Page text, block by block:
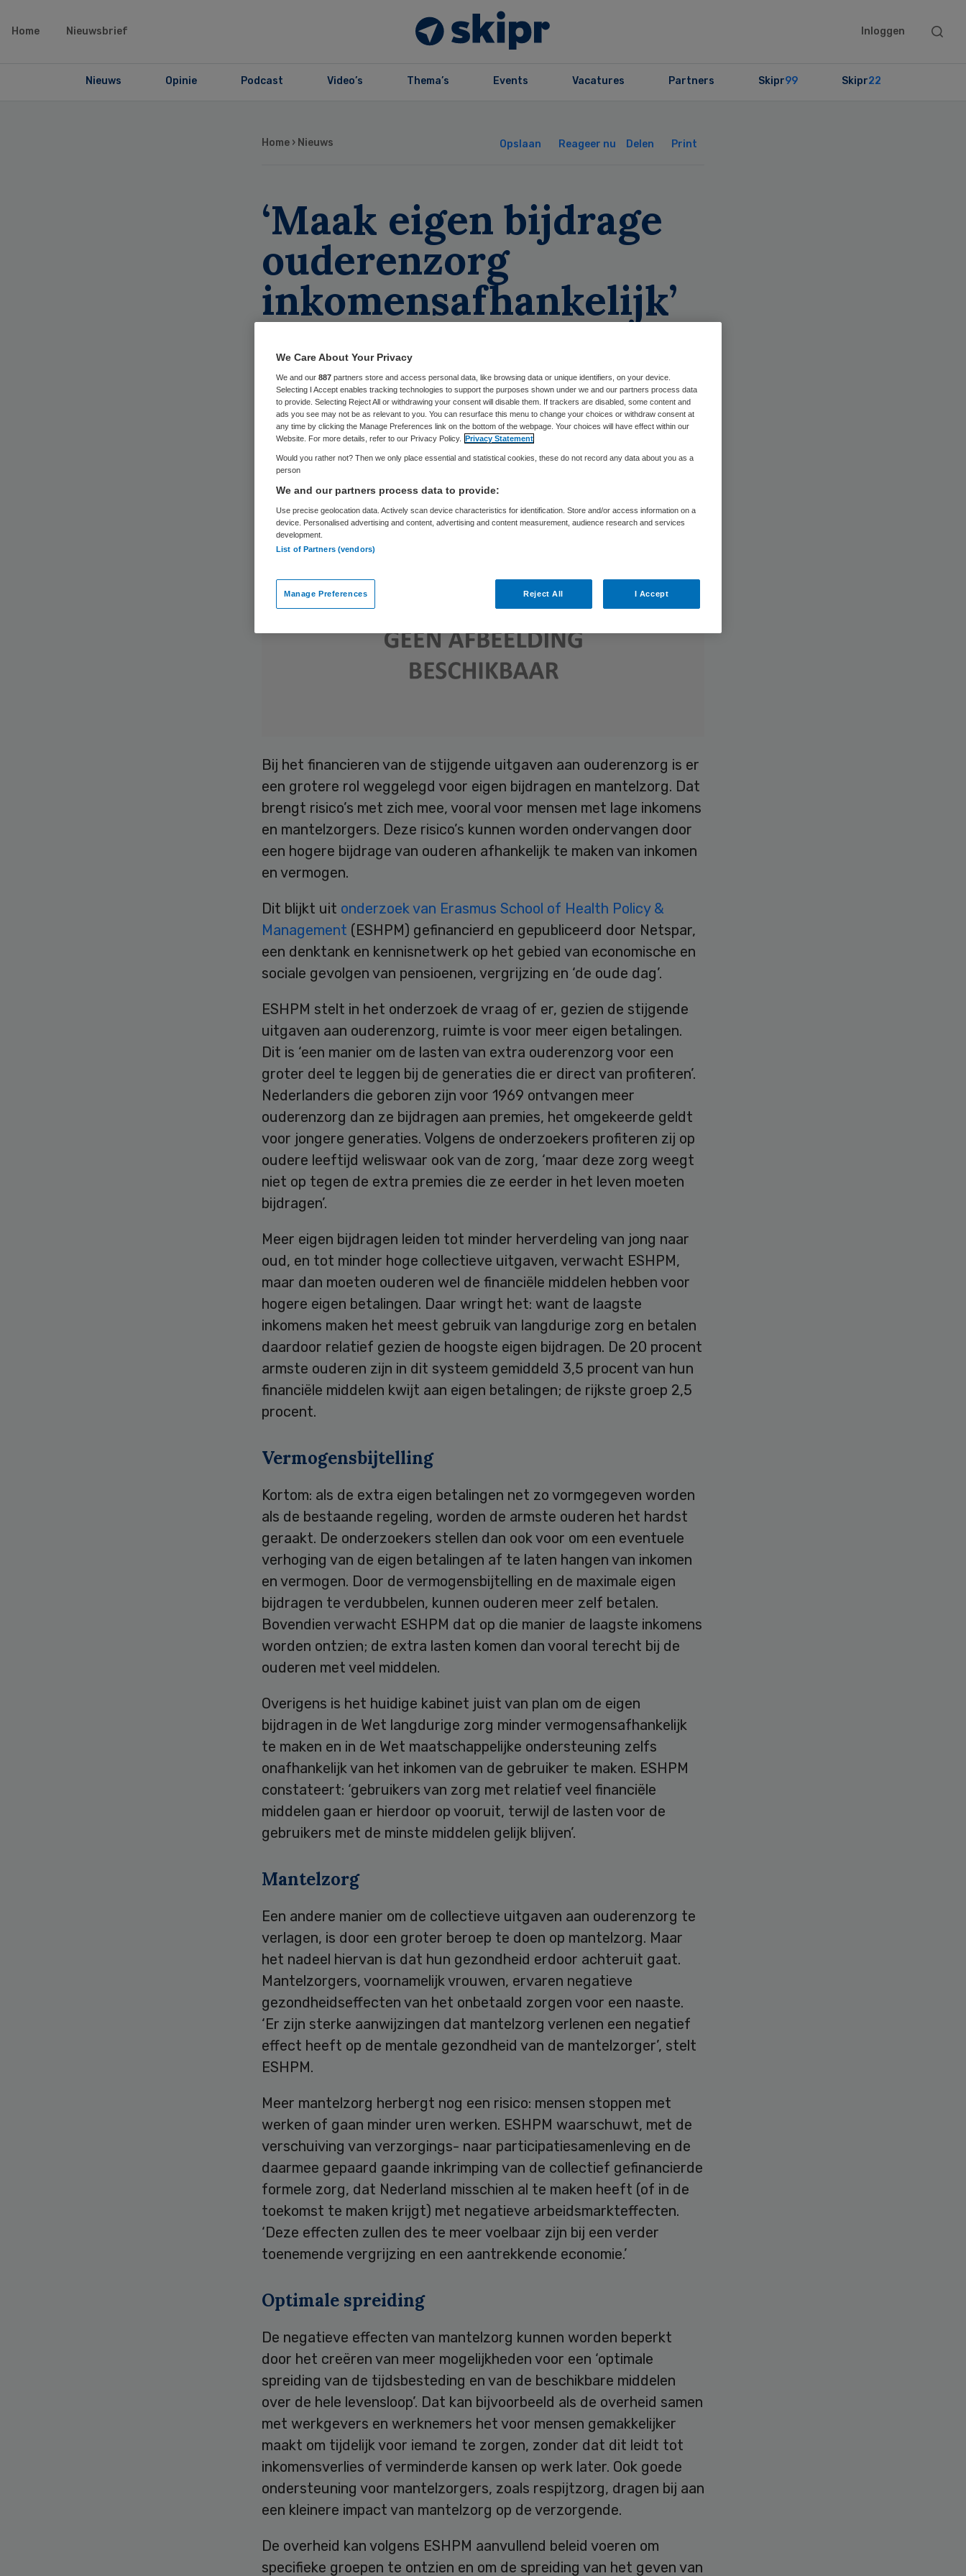
Home Nieuwsbrief Inloggen
Search
Nieuws Opinie Podcast Video’s Thema’s Events Vacatures Partners Skipr99 Skipr22
Home › Nieuws Opslaan Reageer nu Delen Print
‘Maak eigen bijdrage
ouderenzorg
inkomensafhankelijk’
Ana Karadarevic
Bij het financieren van de stijgende uitgaven aan ouderenzorg is er
een grotere rol weggelegd voor eigen bijdragen en mantelzorg. Dat
brengt risico’s met zich mee, vooral voor mensen met lage inkomens
en mantelzorgers. Deze risico’s kunnen worden ondervangen door
een hogere bijdrage van ouderen afhankelijk te maken van inkomen
en vermogen.
Dit blijkt uit onderzoek van Erasmus School of Health Policy &
Management (ESHPM) gefinancierd en gepubliceerd door Netspar,
een denktank en kennisnetwerk op het gebied van economische en
sociale gevolgen van pensioenen, vergrijzing en ‘de oude dag’.
ESHPM stelt in het onderzoek de vraag of er, gezien de stijgende
uitgaven aan ouderenzorg, ruimte is voor meer eigen betalingen.
Dit is ‘een manier om de lasten van extra ouderenzorg voor een
groter deel te leggen bij de generaties die er direct van profiteren’.
Nederlanders die geboren zijn voor 1969 ontvangen meer
ouderenzorg dan ze bijdragen aan premies, het omgekeerde geldt
voor jongere generaties. Volgens de onderzoekers profiteren zij op
oudere leeftijd weliswaar ook van de zorg, ‘maar deze zorg weegt
niet op tegen de extra premies die ze eerder in het leven moeten
bijdragen’.
Meer eigen bijdragen leiden tot minder herverdeling van jong naar
oud, en tot minder hoge collectieve uitgaven, verwacht ESHPM,
maar dan moeten ouderen wel de financiële middelen hebben voor
hogere eigen betalingen. Daar wringt het: want de laagste
inkomens maken het meest gebruik van langdurige zorg en betalen
daardoor relatief gezien de hoogste eigen bijdragen. De 20 procent
armste ouderen zijn in dit systeem gemiddeld 3,5 procent van hun
financiële middelen kwijt aan eigen betalingen; de rijkste groep 2,5
procent.
Vermogensbijtelling
Kortom: als de extra eigen betalingen net zo vormgegeven worden
als de bestaande regeling, worden de armste ouderen het hardst
geraakt. De onderzoekers stellen dan ook voor om een eventuele
verhoging van de eigen betalingen af te laten hangen van inkomen
en vermogen. Door de vermogensbijtelling en de maximale eigen
bijdragen te verdubbelen, kunnen ouderen meer zelf betalen.
Bovendien verwacht ESHPM dat op die manier de laagste inkomens
worden ontzien; de extra lasten komen dan vooral terecht bij de
ouderen met veel middelen.
Overigens is het huidige kabinet juist van plan om de eigen
bijdragen in de Wet langdurige zorg minder vermogensafhankelijk
te maken en in de Wet maatschappelijke ondersteuning zelfs
onafhankelijk van het inkomen van de gebruiker te maken. ESHPM
constateert: ‘gebruikers van zorg met relatief veel financiële
middelen gaan er hierdoor op vooruit, terwijl de lasten voor de
gebruikers met de minste middelen gelijk blijven’.
Mantelzorg
Een andere manier om de collectieve uitgaven aan ouderenzorg te
verlagen, is door een groter beroep te doen op mantelzorg. Maar
het nadeel hiervan is dat hun gezondheid erdoor achteruit gaat.
Mantelzorgers, voornamelijk vrouwen, ervaren negatieve
gezondheidseffecten van het onbetaald zorgen voor een naaste.
‘Er zijn sterke aanwijzingen dat mantelzorg verlenen een negatief
effect heeft op de mentale gezondheid van de mantelzorger’, stelt
ESHPM.
Meer mantelzorg herbergt nog een risico: mensen stoppen met
werken of gaan minder uren werken. ESHPM waarschuwt, met de
verschuiving van verzorgings- naar participatiesamenleving en de
daarmee gepaard gaande inkrimping van de collectief gefinancierde
formele zorg, dat Nederland misschien al te maken heeft (of in de
toekomst te maken krijgt) met negatieve arbeidsmarkteffecten.
‘Deze effecten zullen des te meer voelbaar zijn bij een verder
toenemende vergrijzing en een aantrekkende economie.’
Optimale spreiding
De negatieve effecten van mantelzorg kunnen worden beperkt
door het creëren van meer mogelijkheden voor een ‘optimale
spreiding van de tijdsbesteding en van de beschikbare middelen
over de hele levensloop’. Dat kan bijvoorbeeld als de overheid samen
met werkgevers en werknemers het voor mensen gemakkelijker
maakt om tijdelijk voor iemand te zorgen, zonder dat dit leidt tot
inkomensverlies of verminderde kansen op werk later. Ook goede
ondersteuning voor mantelzorgers, zoals respijtzorg, dragen bij aan
een kleinere impact van mantelzorg op de verzorgende.
De overheid kan volgens ESHPM aanvullend beleid voeren om
specifieke groepen te ontzien en om de spreiding van het geven van
We Care About Your Privacy
We and our 887 partners store and access personal data, like browsing data or unique identifiers, on your device.
Selecting I Accept enables tracking technologies to support the purposes shown under we and our partners process data
to provide. Selecting Reject All or withdrawing your consent will disable them. If trackers are disabled, some content and
ads you see may not be as relevant to you. You can resurface this menu to change your choices or withdraw consent at
any time by clicking the Manage Preferences link on the bottom of the webpage. Your choices will have effect within our
Website. For more details, refer to our Privacy Policy. Privacy Statement
Would you rather not? Then we only place essential and statistical cookies, these do not record any data about you as a
person
We and our partners process data to provide:
Use precise geolocation data. Actively scan device characteristics for identification. Store and/or access information on a
device. Personalised advertising and content, advertising and content measurement, audience research and services
development.
List of Partners (vendors)
Manage Preferences Reject All I Accept